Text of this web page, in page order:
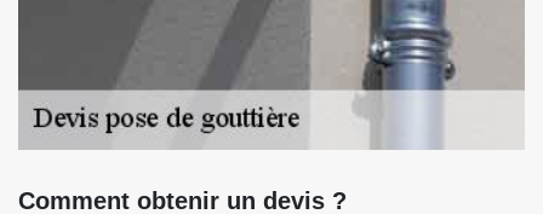
Comment obtenir un devis ?